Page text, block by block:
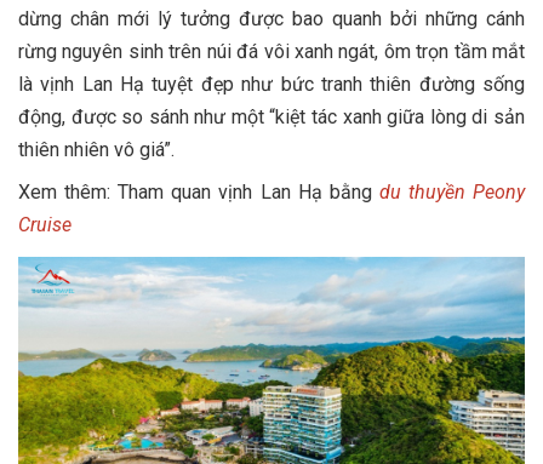
dừng chân mới lý tưởng được bao quanh bởi những cánh
rừng nguyên sinh trên núi đá vôi xanh ngát, ôm trọn tầm mắt
là vịnh Lan Hạ tuyệt đẹp như bức tranh thiên đường sống
động, được so sánh như một “kiệt tác xanh giữa lòng di sản
thiên nhiên vô giá”.
Xem thêm: Tham quan vịnh Lan Hạ bằng du thuyền Peony
Cruise